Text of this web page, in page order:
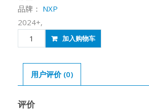
品牌： NXP
2024+,
PMBT3906
数
加入购物车
用户评价 (0)
评价